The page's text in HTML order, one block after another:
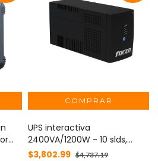
UPS interactiva
2400VA/1200W - 10 slds,
RJ45, torre comp-120V
$3,802.99 $4,737.19